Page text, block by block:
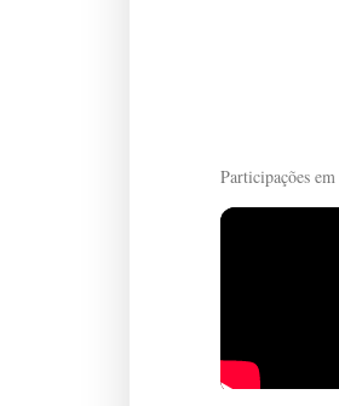
Participações